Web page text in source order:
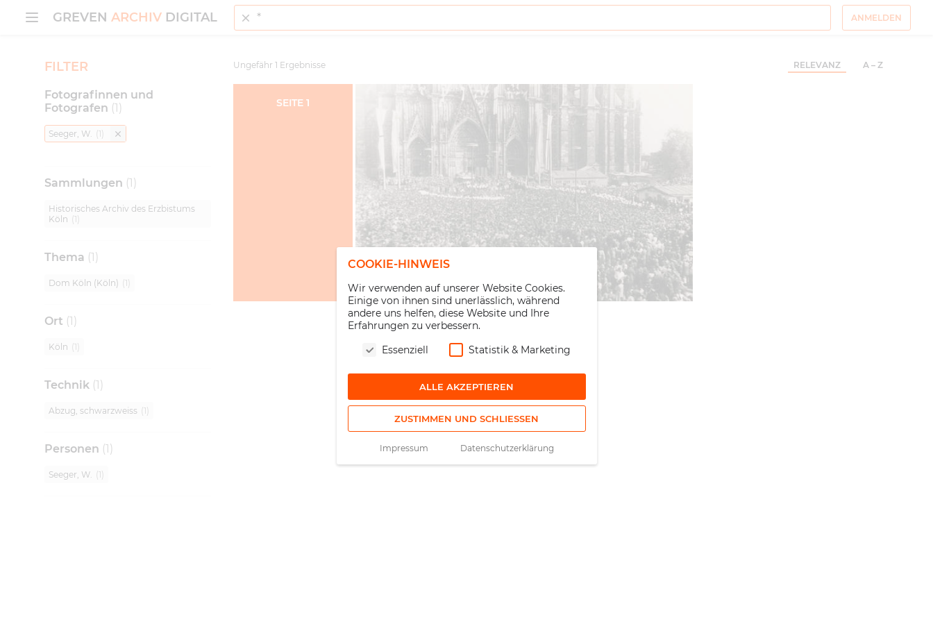
MENÜ ÖFFNEN
GREVEN ARCHIV DIGITAL Suche ANMELDEN
FILTER
Fotografinnen und
Fotografen (1)
Seeger, W. (1
Sammlungen (1)
Historisches Archiv des Erzbistums
Köln (1
Thema (1)
Dom Köln (Köln) (1
Ort (1)
Köln (1
Technik (1)
Abzug, schwarzweiss (1
Personen (1)
Seeger, W. (1
Ungefähr 1 Ergebnisse RELEVANZ A – Z
SEITE1
COOKIE-HINWEIS
Wir verwenden auf unserer Website Cookies.
Einige von ihnen sind unerlässlich, während
andere uns helfen, diese Website und Ihre
Erfahrungen zu verbessern.
Essenziell
Statistik & Marketing
ALLE AKZEPTIEREN
ZUSTIMMEN UND SCHLIESSEN
Impressum Datenschutzerklärung